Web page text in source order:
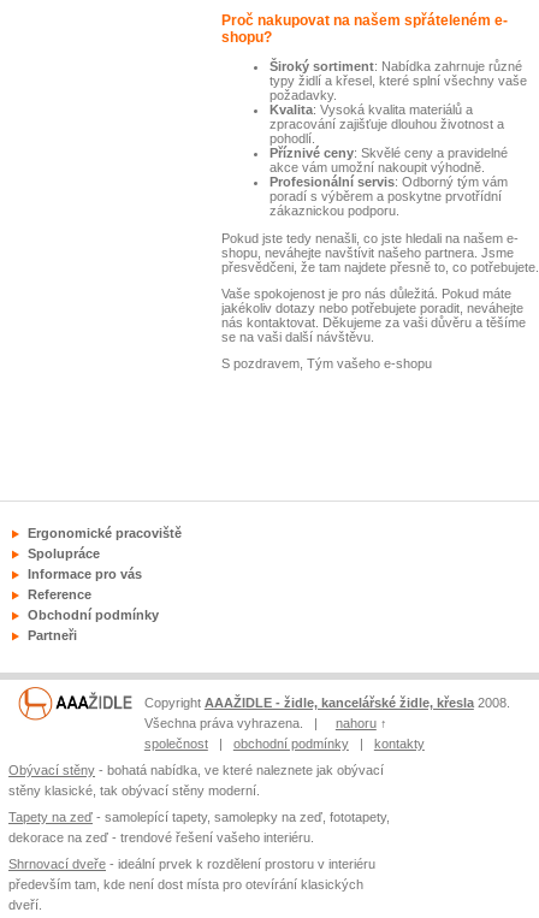
Proč nakupovat na našem spřáteleném e-
shopu?
Široký sortiment: Nabídka zahrnuje různé
typy židlí a křesel, které splní všechny vaše
požadavky.
Kvalita: Vysoká kvalita materiálů a
zpracování zajišťuje dlouhou životnost a
pohodlí.
Příznivé ceny: Skvělé ceny a pravidelné
akce vám umožní nakoupit výhodně.
Profesionální servis: Odborný tým vám
poradí s výběrem a poskytne prvotřídní
zákaznickou podporu.
Pokud jste tedy nenašli, co jste hledali na našem e-
shopu, neváhejte navštívit našeho partnera. Jsme
přesvědčeni, že tam najdete přesně to, co potřebujete.
Vaše spokojenost je pro nás důležitá. Pokud máte
jakékoliv dotazy nebo potřebujete poradit, neváhejte
nás kontaktovat. Děkujeme za vaši důvěru a těšíme
se na vaši další návštěvu.
S pozdravem, Tým vašeho e-shopu
Ergonomické pracoviště
Spolupráce
Informace pro vás
Reference
Obchodní podmínky
Partneři
Copyright AAAŽIDLE - židle, kancelářské židle, křesla2008.
Všechna práva vyhrazena. | nahoru↑
společnost| obchodní podmínky| kontakty
Obývací stěny - bohatá nabídka, ve které naleznete jak obývací
stěny klasické, tak obývací stěny moderní.
Tapety na zeď - samolepící tapety, samolepky na zeď, fototapety,
dekorace na zeď - trendové řešení vašeho interiéru.
Shrnovací dveře - ideální prvek k rozdělení prostoru v interiéru
především tam, kde není dost místa pro otevírání klasických
dveří.